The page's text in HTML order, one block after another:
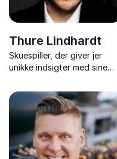
Thure Lindhardt
Skuespiller, der giver jer
unikke indsigter med sine
skuespil, dannelse,
Grundtvig og menneskelige
historier.